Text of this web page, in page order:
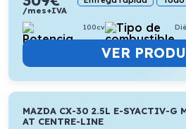
/mes+IVA
100cv
VER
MAZDA CX-30 2.5L E-SYACTIV-G
AT CENTRE-LINE